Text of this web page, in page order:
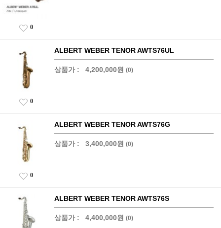
0
ALBERT WEBER TENOR AWTS76UL
상품가 : 4,200,000원 (0)
0
ALBERT WEBER TENOR AWTS76G
상품가 : 3,400,000원 (0)
0
ALBERT WEBER TENOR AWTS76S
상품가 : 4,400,000원 (0)